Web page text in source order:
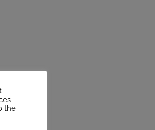
the